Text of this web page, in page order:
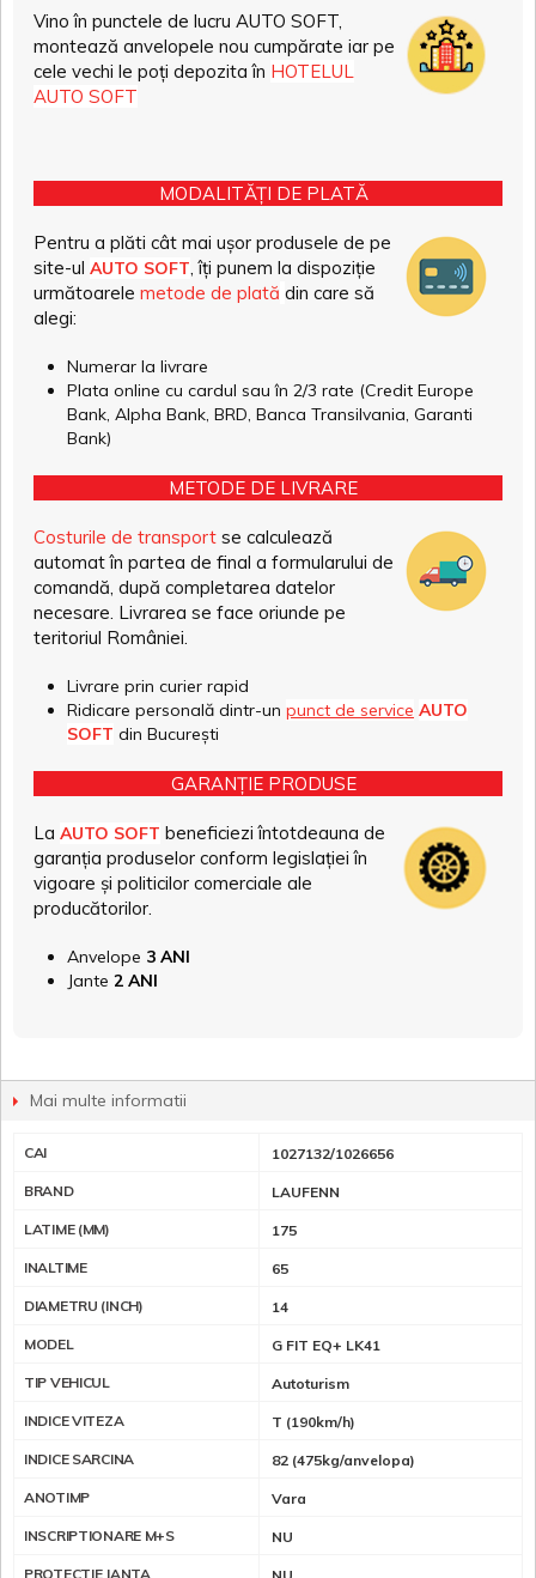
Vino în punctele de lucru AUTO SOFT,
montează anvelopele nou cumpărate iar pe
cele vechi le poți depozita în HOTELUL
AUTO SOFT
MODALITĂȚI DE PLATĂ
Pentru a plăti cât mai ușor produsele de pe
site-ul AUTO SOFT , îți punem la dispoziție
următoarele metode de plată din care să
alegi:
Numerar la livrare
Plata online cu cardul sau în 2/3 rate (Credit Europe
Bank, Alpha Bank, BRD, Banca Transilvania, Garanti
Bank)
METODE DE LIVRARE
Costurile de transport se calculează
automat în partea de final a formularului de
comandă, după completarea datelor
necesare. Livrarea se face oriunde pe
teritoriul României.
Livrare prin curier rapid
Ridicare personală dintr-un punct de service AUTO
SOFT din București
GARANȚIE PRODUSE
La AUTO SOFT beneficiezi întotdeauna de
garanția produselor conform legislației în
vigoare și politicilor comerciale ale
producătorilor.
Anvelope 3 ANI
Jante 2 ANI
Mai multe informatii
CAI 1027132/1026656
BRAND LAUFENN
LATIME (MM) 175
INALTIME 65
DIAMETRU (INCH) 14
MODEL G FIT EQ+ LK41
TIP VEHICUL Autoturism
INDICE VITEZA T (190km/h)
INDICE SARCINA 82 (475kg/anvelopa)
ANOTIMP Vara
INSCRIPTIONARE M+S NU
PROTECTIE JANTA